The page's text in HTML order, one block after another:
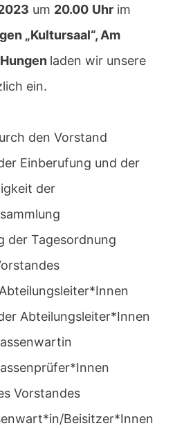
um 20.00 Uhr im
„Kultursaal“, Am
laden wir unsere
ein.
den Vorstand
Einberufung und der
der
der Tagesordnung
Abteilungsleiter*Innen
Vorstandes
Beisitzer*Innen